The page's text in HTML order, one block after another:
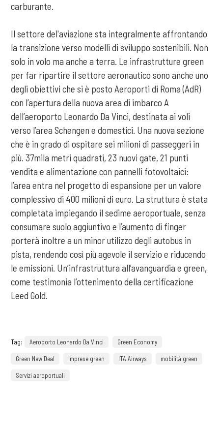
carburante.
Il settore del'aviazione sta integralmente affrontando
la transizione verso modelli di sviluppo sostenibili. Non
solo in volo ma anche a terra. Le infrastrutture green
per far ripartire il settore aeronautico sono anche uno
degli obiettivi che si è posto Aeroporti di Roma (AdR)
con l’apertura della nuova area di imbarco A
dell’aeroporto Leonardo Da Vinci, destinata ai voli
verso l’area Schengen e domestici. Una nuova sezione
che è in grado di ospitare sei milioni di passeggeri in
più. 37mila metri quadrati, 23 nuovi gate, 21 punti
vendita e alimentazione con pannelli fotovoltaici:
l’area entra nel progetto di espansione per un valore
complessivo di 400 milioni di euro. La struttura è stata
completata impiegando il sedime aeroportuale, senza
consumare suolo aggiuntivo e l’aumento di finger
porterà inoltre a un minor utilizzo degli autobus in
pista, rendendo così più agevole il servizio e riducendo
le emissioni. Un’infrastruttura all’avanguardia e green,
come testimonia l’ottenimento della certificazione
Leed Gold.
Tag: Aeroporto Leonardo Da Vinci Green Economy
Green New Deal imprese green ITA Airways mobilità green
Servizi aeroportuali